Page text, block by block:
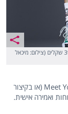
חולצה: 129 שקלים, בייקר-שורטס: 129 שקלים, נעליים: 399 שקלים (צילום: מיכאל
קולקציית הקפסולה החדשה של ריבוק – Meet You There (או בקיצור